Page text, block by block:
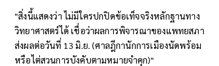
"สิ่งนี้แสดงว่า ไม่มีใครปกปิดข้อเท็จจริงหลักฐานทาง
วิทยาศาสตร์ได้ เชื่อว่าผลการพิจารณาของแพทยสภา
ส่งผลต่อวันที่ 13 มิ.ย. (ศาลฎีกานักการเมืองนัดพร้อม
หรือไต่สวนการบังคับตามหมายจำคุก)"